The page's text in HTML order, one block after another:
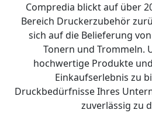
Compredia blickt auf über
Bereich Druckerzubehör
sich auf die Belieferung
Tonern und Trommeln.
hochwertige Produkte
Einkaufserlebnis zu
Druckbedürfnisse Ihres
zuverlässig zu